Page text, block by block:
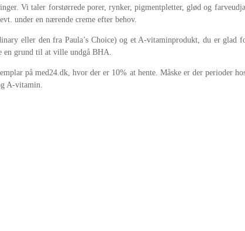
Vi taler forstørrede porer, rynker, pigmentpletter, glød og
under en nærende creme efter behov.
eller den fra Paula’s Choice) og et A-vitaminprodukt, du er
en grund til at ville undgå BHA.
på med24.dk, hvor der er 10% at hente. Måske er der perioder
A-vitamin.